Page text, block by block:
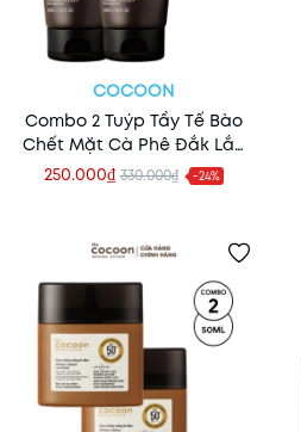
COCOON
Combo 2 Tuýp Tẩy Tế Bào
Chết Mặt Cà Phê Đắk Lắk
Cocoon Face Polish 150ml
250.000₫ 330.000₫ -24%